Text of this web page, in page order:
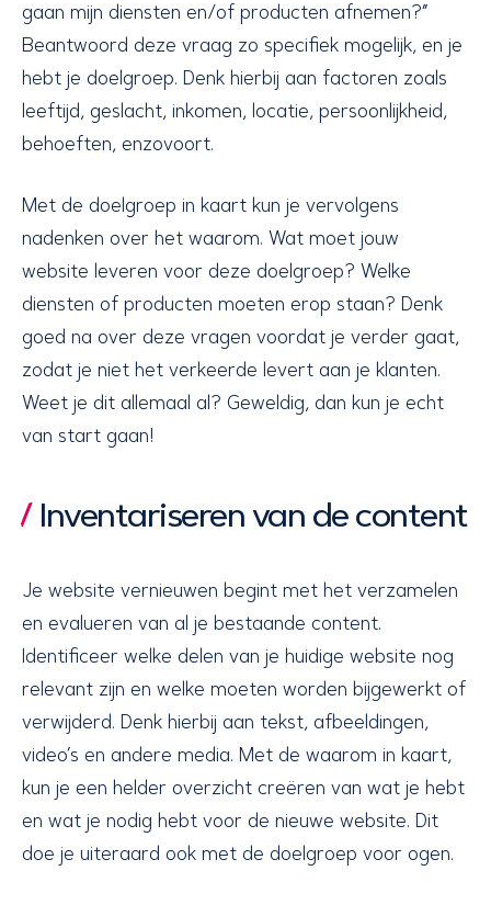
gaan mijn diensten en/of producten afnemen?”
Beantwoord deze vraag zo specifiek mogelijk, en je
hebt je doelgroep. Denk hierbij aan factoren zoals
leeftijd, geslacht, inkomen, locatie, persoonlijkheid,
behoeften, enzovoort.
Met de doelgroep in kaart kun je vervolgens
nadenken over het waarom. Wat moet jouw
website leveren voor deze doelgroep? Welke
diensten of producten moeten erop staan? Denk
goed na over deze vragen voordat je verder gaat,
zodat je niet het verkeerde levert aan je klanten.
Weet je dit allemaal al? Geweldig, dan kun je echt
van start gaan!
Inventariseren van de content
Je website vernieuwen begint met het verzamelen
en evalueren van al je bestaande content.
Identificeer welke delen van je huidige website nog
relevant zijn en welke moeten worden bijgewerkt of
verwijderd. Denk hierbij aan tekst, afbeeldingen,
video’s en andere media. Met de waarom in kaart,
kun je een helder overzicht creëren van wat je hebt
en wat je nodig hebt voor de nieuwe website. Dit
doe je uiteraard ook met de doelgroep voor ogen.